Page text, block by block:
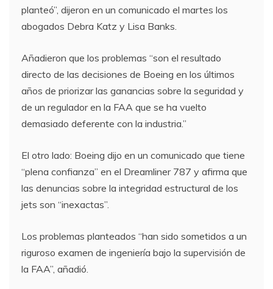
planteó”, dijeron en un comunicado el martes los
abogados Debra Katz y Lisa Banks.
Añadieron que los problemas “son el resultado
directo de las decisiones de Boeing en los últimos
años de priorizar las ganancias sobre la seguridad y
de un regulador en la FAA que se ha vuelto
demasiado deferente con la industria.”
El otro lado: Boeing dijo en un comunicado que tiene
“plena confianza” en el Dreamliner 787 y afirma que
las denuncias sobre la integridad estructural de los
jets son “inexactas”.
Los problemas planteados “han sido sometidos a un
riguroso examen de ingeniería bajo la supervisión de
la FAA”, añadió.